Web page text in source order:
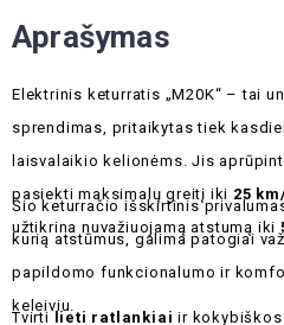
Aprašymas
Elektrinis keturratis „M20K“ – tai
sprendimas, pritaikytas tiek
laisvalaikio kelionėms. Jis
pasiekti maksimalų greitį iki 25
užtikrina nuvažiuojamą atstumą iki
Šio keturračio išskirtinis
kurią atstūmus, galima patogiai
papildomo funkcionalumo ir
keleiviu.
Tvirti lieti ratlankiai ir